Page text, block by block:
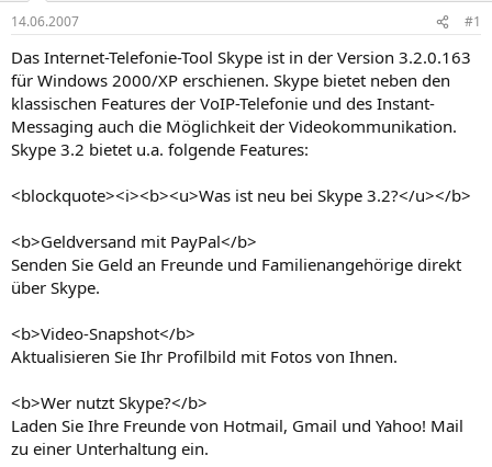
14.06.2007 #1
Das Internet-Telefonie-Tool Skype ist in der Version 3.2.0.163
für Windows 2000/XP erschienen. Skype bietet neben den
klassischen Features der VoIP-Telefonie und des Instant-
Messaging auch die Möglichkeit der Videokommunikation.
Skype 3.2 bietet u.a. folgende Features:
<blockquote><i><b><u>Was ist neu bei Skype 3.2?</u></b>
<b>Geldversand mit PayPal</b>
Senden Sie Geld an Freunde und Familienangehörige direkt
über Skype.
<b>Video-Snapshot</b>
Aktualisieren Sie Ihr Profilbild mit Fotos von Ihnen.
<b>Wer nutzt Skype?</b>
Laden Sie Ihre Freunde von Hotmail, Gmail und Yahoo! Mail
zu einer Unterhaltung ein.